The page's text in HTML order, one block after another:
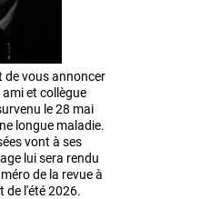
de vous annoncer
ami et collègue
le 28 mai
longue maladie.
vont à ses
lui sera rendu
de la revue à
de l'été 2026.